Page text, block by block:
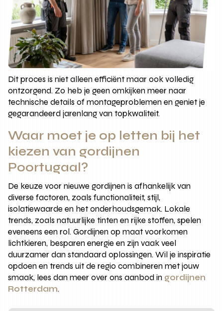
Dit proces is niet alleen efficiënt maar ook volledig
ontzorgend. Zo heb je geen omkijken meer naar
technische details of montageproblemen en geniet je
gegarandeerd jarenlang van topkwaliteit.
Waar moet je op letten bij het
kiezen van gordijnen
Poortugaal?
De keuze voor nieuwe gordijnen is afhankelijk van
diverse factoren, zoals functionaliteit, stijl,
isolatiewaarde en het onderhoudsgemak. Lokale
trends, zoals natuurlijke tinten en rijke stoffen, spelen
eveneens een rol. Gordijnen op maat voorkomen
lichtkieren, besparen energie en zijn vaak veel
duurzamer dan standaard oplossingen. Wil je inspiratie
opdoen en trends uit de regio combineren met jouw
smaak, lees dan meer over ons aanbod in gordijnen
Rotterdam.